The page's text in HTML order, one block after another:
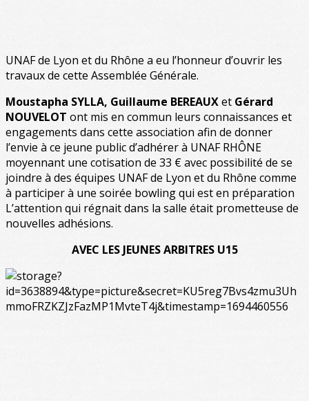
UNAF de Lyon et du Rhône a eu l’honneur d’ouvrir les
travaux de cette Assemblée Générale.
Moustapha SYLLA, Guillaume BEREAUXet Gérard
NOUVELOT ont mis en commun leurs connaissances et
engagements dans cette association afin de donner
l’envie à ce jeune public d’adhérer à UNAF RHÔNE
moyennant une cotisation de 33 € avec possibilité de se
joindre à des équipes UNAF de Lyon et du Rhône comme
à participer à une soirée bowling qui est en préparation
L’attention qui régnait dans la salle était prometteuse de
nouvelles adhésions.
AVEC LES JEUNES ARBITRES U15